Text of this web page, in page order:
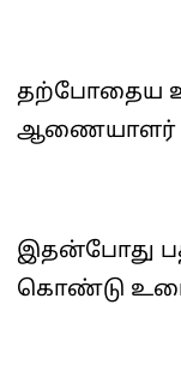
தற்போதைய
ஆணையாளர்
இதன்போது
கொண்டு